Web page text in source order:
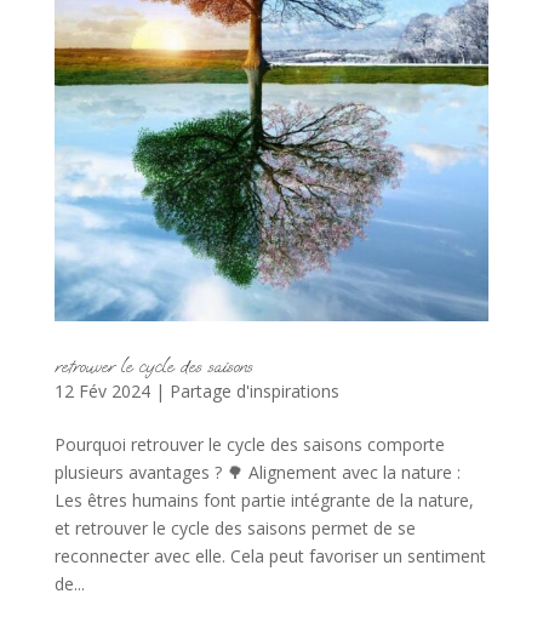
retrouver le cycle des saisons
12 Fév 2024| Partage d'inspirations
Pourquoi retrouver le cycle des saisons comporte
plusieurs avantages ? 🌳 Alignement avec la nature :
Les êtres humains font partie intégrante de la nature,
et retrouver le cycle des saisons permet de se
reconnecter avec elle. Cela peut favoriser un sentiment
de...